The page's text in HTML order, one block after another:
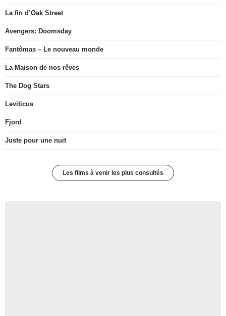
La fin d’Oak Street
Avengers: Doomsday
Fantômas – Le nouveau monde
La Maison de nos rêves
The Dog Stars
Leviticus
Fjord
Juste pour une nuit
Les films à venir les plus consultés